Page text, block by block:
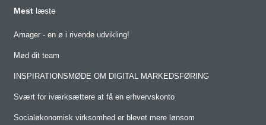
Mest læste
Amager - en ø i rivende udvikling!
Mød dit team
INSPIRATIONSMØDE OM DIGITAL MARKEDSFØRING
Svært for iværksættere at få en erhvervskonto
Socialøkonomisk virksomhed er blevet mere lønsom